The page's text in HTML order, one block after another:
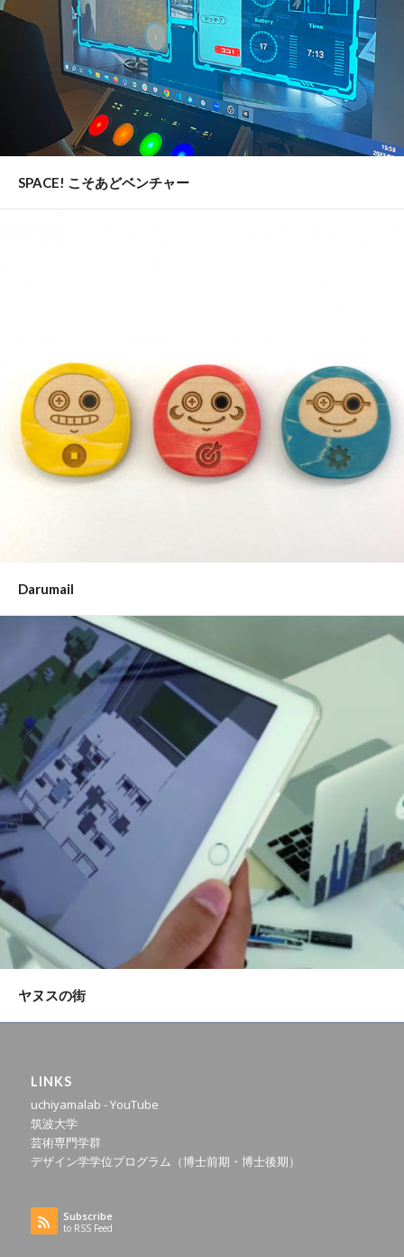
SPACE! こそあどベンチャー
Darumail
ヤヌスの街
LINKS
uchiyamalab - YouTube
筑波大学
芸術専門学群
デザイン学学位プログラム（博士前期・博士後期）
Subscribe
to RSS Feed